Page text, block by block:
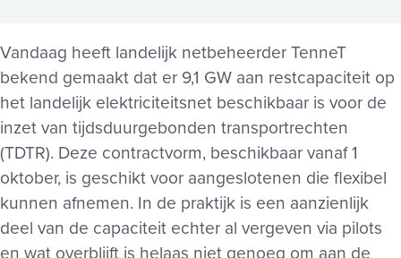
Vandaag heeft landelijk netbeheerder TenneT
bekend gemaakt dat er 9,1 GW aan restcapaciteit op
het landelijk elektriciteitsnet beschikbaar is voor de
inzet van tijdsduurgebonden transportrechten
(TDTR). Deze contractvorm, beschikbaar vanaf 1
oktober, is geschikt voor aangeslotenen die flexibel
kunnen afnemen. In de praktijk is een aanzienlijk
deel van de capaciteit echter al vergeven via pilots